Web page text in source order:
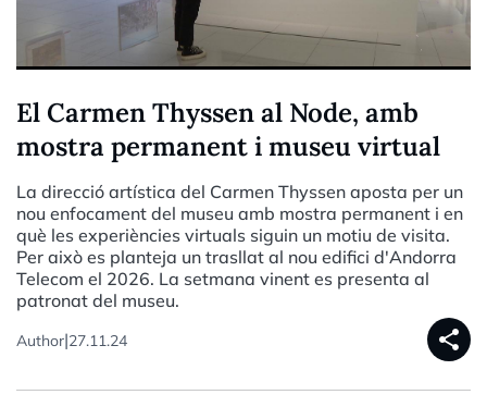
El Carmen Thyssen al Node, amb
mostra permanent i museu virtual
La direcció artística del Carmen Thyssen aposta per un
nou enfocament del museu amb mostra permanent i en
què les experiències virtuals siguin un motiu de visita.
Per això es planteja un trasllat al nou edifici d'Andorra
Telecom el 2026. La setmana vinent es presenta al
patronat del museu.
Author|27.11.24 share